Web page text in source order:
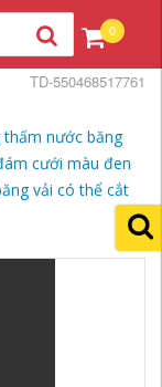
0
thấm nước băng
cưới màu đen
vải có thể cắt
TD-550468517761